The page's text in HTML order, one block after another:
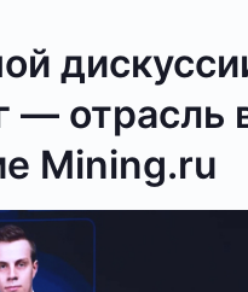
отрасль
Mining.ru